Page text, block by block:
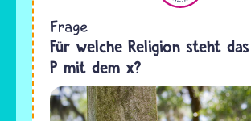
Frage
Für welche Religion steht
P mit dem x?